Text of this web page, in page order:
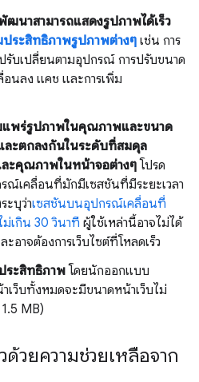
นาสามารถแสดงรูปภาพได้เร็ว
ประสิทธิภาพรูปภาพต่างๆ เช่น การ
บเปลี่ยนตามอุปกรณ์ การปรับขนาด
อนลง แคช และการเพิ่ม
แพร่รูปภาพในคุณภาพและขนาด
ะตกลงกันในระดับที่สมดุล
ะคุณภาพในหน้าจอต่างๆ โปรด
ณ์เคลื่อนที่มักมีเซสชันที่มีระยะเวลา
ะบุว่าเซสชันบนอุปกรณ์เคลื่อนที่
ม่เกิน 30 วินาที ผู้ใช้เหล่านี้อาจไม่ได้
อาจต้องการเว็บไซต์ที่โหลดเร็ว
ระสิทธิภาพ โดยนักออกแบบ
าเว็บทั้งหมดจะมีขนาดหน้าเว็บไม่
MB)
วยความช่วยเหลือจาก